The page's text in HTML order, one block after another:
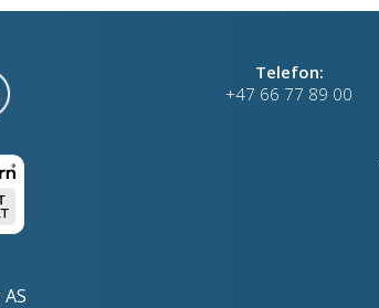
Telefon:
+47 66 77 89 00